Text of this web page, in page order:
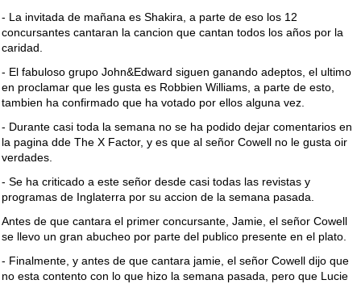
- La invitada de mañana es Shakira, a parte de eso los 12
concursantes cantaran la cancion que cantan todos los años por la
caridad.
- El fabuloso grupo John&Edward siguen ganando adeptos, el ultimo
en proclamar que les gusta es Robbien Williams, a parte de esto,
tambien ha confirmado que ha votado por ellos alguna vez.
- Durante casi toda la semana no se ha podido dejar comentarios en
la pagina dde The X Factor, y es que al señor Cowell no le gusta oir
verdades.
- Se ha criticado a este señor desde casi todas las revistas y
programas de Inglaterra por su accion de la semana pasada.
Antes de que cantara el primer concursante, Jamie, el señor Cowell
se llevo un gran abucheo por parte del publico presente en el plato.
- Finalmente, y antes de que cantara jamie, el señor Cowell dijo que
no esta contento con lo que hizo la semana pasada, pero que Lucie